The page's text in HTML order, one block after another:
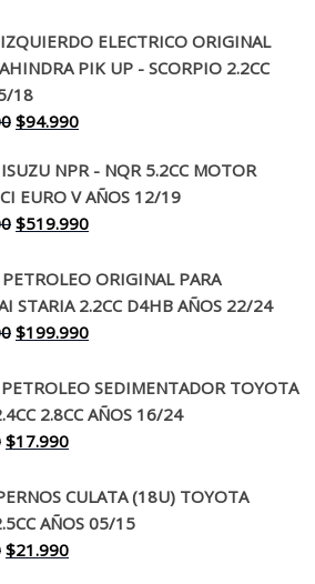
IZQUIERDO ELECTRICO ORIGINAL
PIK UP - SCORPIO 2.2CC
18
El
original
era:
$130.000.
$94.990El
actual
es:
$94.990.
NPR - NQR 5.2CC MOTOR
EURO V AÑOS 12/19
El
original
era:
$650.000.
$519.990El
actual
es:
$519.990.
ORIGINAL PARA
STARIA 2.2CC D4HB AÑOS 22/24
El
original
era:
$260.000.
$199.990El
actual
es:
SEDIMENTADOR TOYOTA
2.8CC AÑOS 16/24
El
original
era:
$30.000.
$17.990El
actual
es:
$17.990.
CULATA (18U) TOYOTA
AÑOS 05/15
El
$21.990El